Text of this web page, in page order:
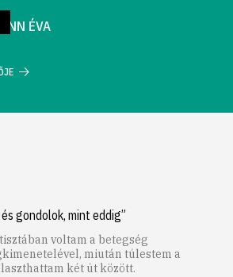
ÉVA
gondolok, mint eddig”
voltam a betegség
miután túlestem a
két út között.